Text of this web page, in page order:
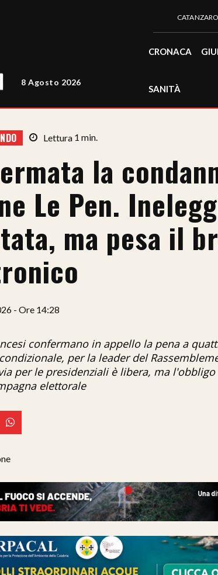
8 Agosto 2026
CATANZARO
CRONACA
SANITÀ
Lettura 1 min.
la
Le Pen.
ma pesa il
- Ore 14:28
confermano in appello la pena a
per la leader del
per le presidenziali è libera, ma
elettorale